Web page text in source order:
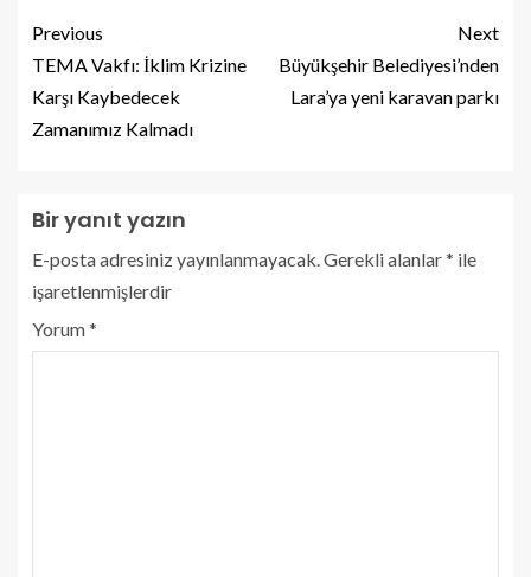
Previous
TEMA Vakfı: İklim Krizine
Karşı Kaybedecek
Zamanımız Kalmadı
Next
Büyükşehir Belediyesi’nden
Lara’ya yeni karavan parkı
Bir yanıt yazın
E-posta adresiniz yayınlanmayacak. Gerekli alanlar* ile
işaretlenmişlerdir
Yorum*